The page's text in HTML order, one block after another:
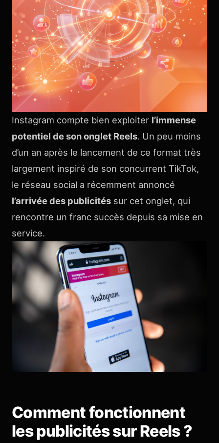
Instagram compte bien exploiter l’immense
potentiel de son onglet Reels. Un peu moins
d’un an après le lancement de ce format très
largement inspiré de son concurrent TikTok,
le réseau social a récemment annoncé
l’arrivée des publicités sur cet onglet, qui
rencontre un franc succès depuis sa mise en
service.
Comment fonctionnent
les publicités sur Reels ?